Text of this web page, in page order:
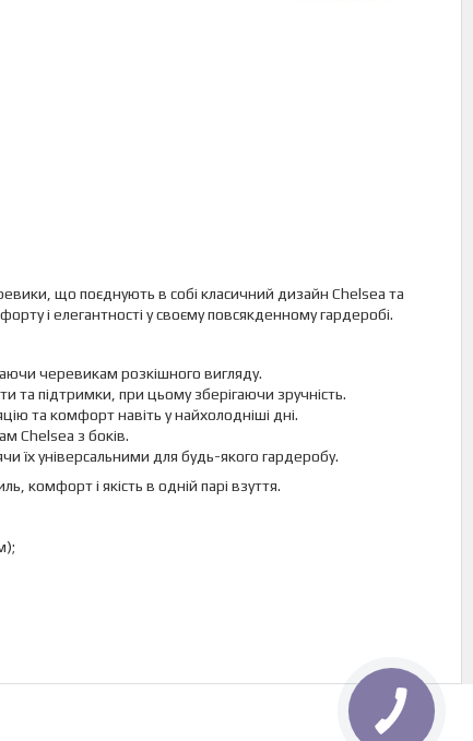
що поєднують в собі класичний дизайн Chelsea та
і елегантності у своєму повсякденному гардеробі.
черевикам розкішного вигляду.
підтримки, при цьому зберігаючи зручність.
та комфорт навіть у найхолодніші дні.
Chelsea з боків.
їх універсальними для будь-якого гардеробу.
комфорт і якість в одній парі взуття.